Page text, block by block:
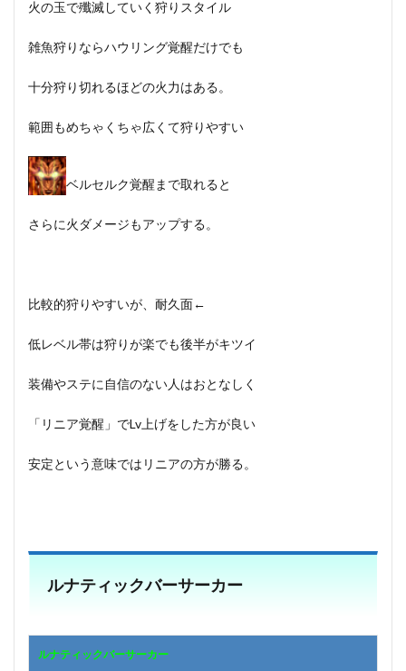
火の玉で殲滅していく狩りスタイル
雑魚狩りならハウリング覚醒だけでも
十分狩り切れるほどの火力はある。
範囲もめちゃくちゃ広くて狩りやすい
ベルセルク覚醒まで取れると
さらに火ダメージもアップする。
比較的狩りやすいが、耐久面←
低レベル帯は狩りが楽でも後半がキツイ
装備やステに自信のない人はおとなしく
「リニア覚醒」でLv上げをした方が良い
安定という意味ではリニアの方が勝る。
ルナティックバーサーカー
ルナティックバーサーカー